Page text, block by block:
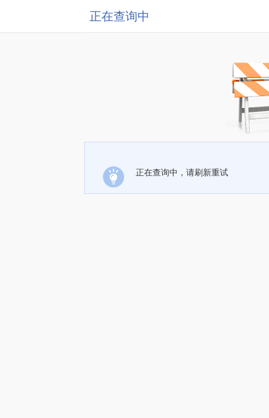
正在查询中
正在查询中，请刷新重试